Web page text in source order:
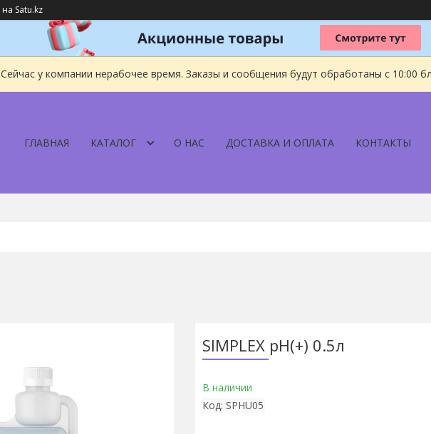
на Satu.kz
Сейчас у компании нерабочее время. Заказы и сообщения будут обработаны с 10:00
ГЛАВНАЯ КАТАЛОГ О НАС ДОСТАВКА И ОПЛАТА КОНТАКТЫ
SIMPLEX рН(+) 0.5л
В наличии
Код: SPHU05